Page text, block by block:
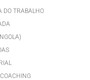
DO TRABALHO